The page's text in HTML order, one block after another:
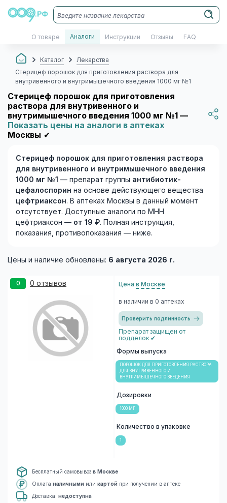
О товаре Аналоги Инструкции Отзывы FAQ
Каталог
Лекарства
Стерицеф порошок для приготовления раствора для
внутривенного и внутримышечного введения 1000 мг №1
Стерицеф порошок для приготовления
раствора для внутривенного и
внутримышечного введения 1000 мг №1 —
Показать цены на аналоги в аптеках
Москвы ✔
Стерицеф порошок для приготовления раствора
для внутривенного и внутримышечного введения
1000 мг №1 — препарат группы антибиотик-
цефалоспорин на основе действующего вещества
цефтриаксон. В аптеках Москвы в данный момент
отсутствует. Доступные аналоги по МНН
цефтриаксон — от 19 ₽. Полная инструкция,
показания, противопоказания — ниже.
Цены и наличие обновлены: 6 августа 2026 г.
0 0 отзывов Цена в Москве
в наличии в 0 аптеках
Проверить подлинность
Препарат защищен от
подделок ✔
Формы выпуска
ПОРОШОК ДЛЯ ПРИГОТОВЛЕНИЯ РАСТВОРА
ДЛЯ ВНУТРИВЕННОГО И
ВНУТРИМЫШЕЧНОГО ВВЕДЕНИЯ
Дозировки
1000 МГ
Количество в упаковке
1
Бесплатный самовывоз в Москве
Оплата наличными или картой при получении в аптеке
Доставка: недоступна